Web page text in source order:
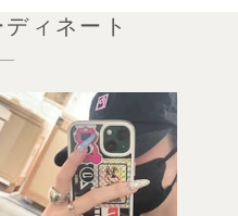
ィネート